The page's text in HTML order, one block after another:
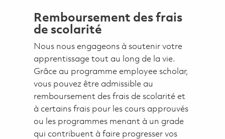
Remboursement des frais
de scolarité
Nous nous engageons à soutenir votre
apprentissage tout au long de la vie.
Grâce au programme employee scholar,
vous pouvez être admissible au
remboursement des frais de scolarité et
à certains frais pour les cours approuvés
ou les programmes menant à un grade
qui contribuent à faire progresser vos